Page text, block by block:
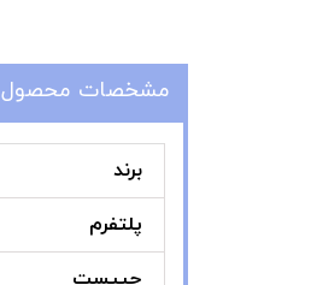
مشخصات محصول
برند
پلتفرم
چیپست